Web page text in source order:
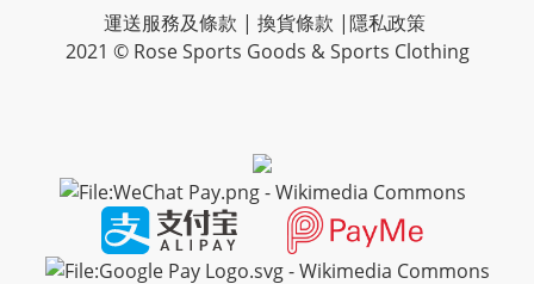
運送服務及條款 | 換貨條款 |隱私政策
2021 © Rose Sports Goods & Sports Clothing